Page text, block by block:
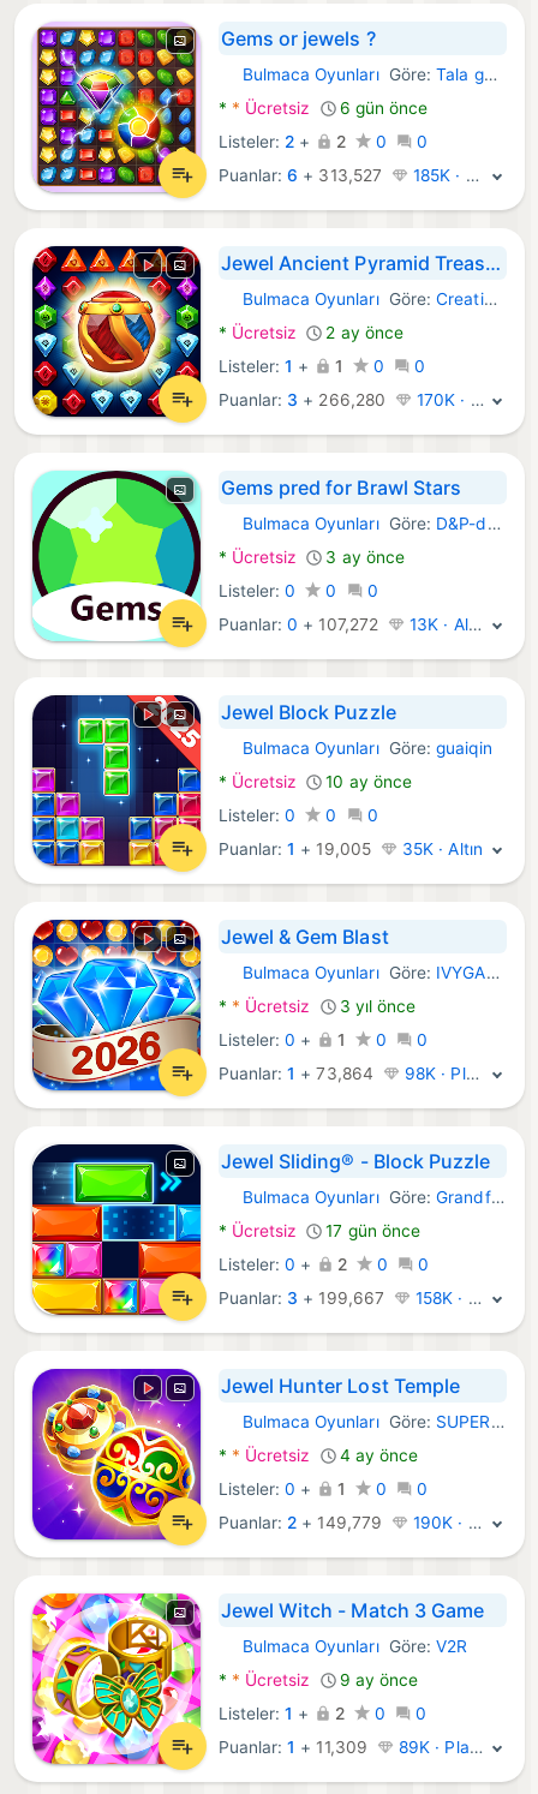
Gems or jewels ?
Android Oyunlar:
Bulmaca OyunlarıGöre:Tala games ltd
* * Ücretsiz
6 gün önce
Listeler: 2 + 2 0
0
Puanlar:6 + 313,527 185K · Efsane
Jewel Ancient Pyramid Treasure
Android Oyunlar:
Bulmaca OyunlarıGöre:CreativeJoy
* Ücretsiz
2 ay önce
Listeler:1 + 1 0
0
Puanlar: 3 + 266,280 170K · Efsane
Gems pred for Brawl Stars
Android Oyunlar:
Bulmaca OyunlarıGöre: D&P-developers
* Ücretsiz
3 ay önce
Listeler:0 0
0
Puanlar:0 + 107,272 13K · Altın
Jewel Block Puzzle
Android Oyunlar:
Bulmaca OyunlarıGöre:guaiqin
* Ücretsiz
10 ay önce
Listeler:0 0
0
Puanlar:1 + 19,005 35K · Altın
Jewel & Gem Blast
Android Oyunlar:
Bulmaca OyunlarıGöre: IVYGAMES
* * Ücretsiz
3 yıl önce
Listeler:0 + 1 0
0
Puanlar:1 +73,864 98K · Platin
Jewel Sliding® - Block Puzzle
Android Oyunlar:
Bulmaca OyunlarıGöre:Grandfalls Limited
* Ücretsiz
17 gün önce
Listeler:0 + 2 0
0
Puanlar: 3 + 199,667 158K · Platin
Jewel Hunter Lost Temple
Android Oyunlar:
Bulmaca OyunlarıGöre: SUPERBOX Inc
* * Ücretsiz
4 ay önce
Listeler:0 + 1 0
0
Puanlar: 2 + 149,779 190K · Efsane
Jewel Witch - Match 3 Game
Android Oyunlar:
Bulmaca OyunlarıGöre:V2R
* * Ücretsiz
9 ay önce
Listeler:1 + 2 0
0
Puanlar:1 + 11,309 89K · Platin